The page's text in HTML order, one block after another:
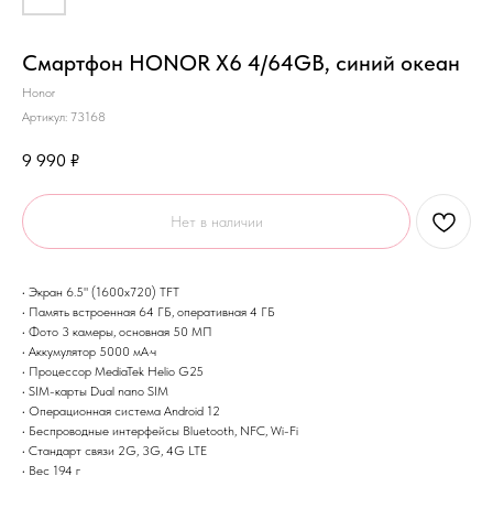
Смартфон HONOR X6 4/64GB, синий океан
Honor
Артикул: 73168
9 990 ₽
Нет в наличии
• Экран 6.5" (1600x720) TFT
• Память встроенная 64 ГБ, оперативная 4 ГБ
• Фото 3 камеры, основная 50 МП
• Аккумулятор 5000 мА·ч
• Процессор MediaTek Helio G25
• SIM-карты Dual nano SIM
• Операционная система Android 12
• Беспроводные интерфейсы Bluetooth, NFC, Wi-Fi
• Стандарт связи 2G, 3G, 4G LTE
• Вес 194 г